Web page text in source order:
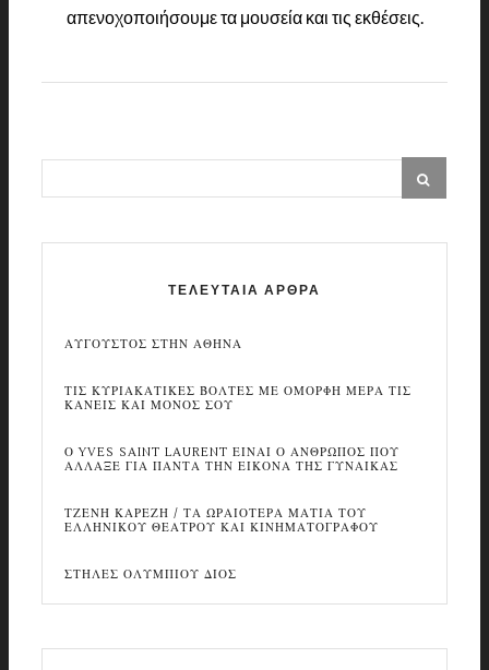
απενοχοποιήσουμε τα μουσεία και τις εκθέσεις.
ΤΕΛΕΥΤΑΙΑ ΑΡΘΡΑ
ΑΥΓΟΥΣΤΟΣ ΣΤΗΝ ΑΘΗΝΑ
ΤΙΣ ΚΥΡΙΑΚΑΤΙΚΕΣ ΒΟΛΤΕΣ ΜΕ ΟΜΟΡΦΗ ΜΕΡΑ ΤΙΣ
ΚΑΝΕΙΣ ΚΑΙ ΜΟΝΟΣ ΣΟΥ
Ο YVES SAINT LAURENT ΕΙΝΑΙ Ο ΑΝΘΡΩΠΟΣ ΠΟΥ
ΑΛΛΑΞΕ ΓΙΑ ΠΑΝΤΑ ΤΗΝ ΕΙΚΟΝΑ ΤΗΣ ΓΥΝΑΙΚΑΣ
ΤΖΕΝΗ ΚΑΡΕΖΗ / ΤΑ ΩΡΑΙΟΤΕΡΑ ΜΑΤΙΑ ΤΟΥ
ΕΛΛΗΝΙΚΟΥ ΘΕΑΤΡΟΥ ΚΑΙ ΚΙΝΗΜΑΤΟΓΡΑΦΟΥ
ΣΤΗΛΕΣ ΟΛΥΜΠΙΟΥ ΔΙΟΣ